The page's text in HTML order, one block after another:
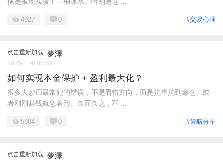
#交易心理
4927 0
点击重新加载 夢澤
2025-11-8 03:53
如何实现本金保护 + 盈利最大化？
很多人炒币最常犯的错误，不是看错方向，而是抗单抗到爆仓、或
者刚刚赚钱就急着跑。久而久之，不 ...
#策略分享
5904 0
点击重新加载 夢澤